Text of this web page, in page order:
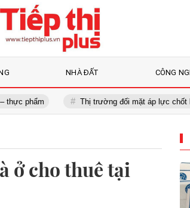
NHÀ ĐẤT CÔNG
Thị trường đối mặt áp lực chốt lời, nên
ở cho thuê tại